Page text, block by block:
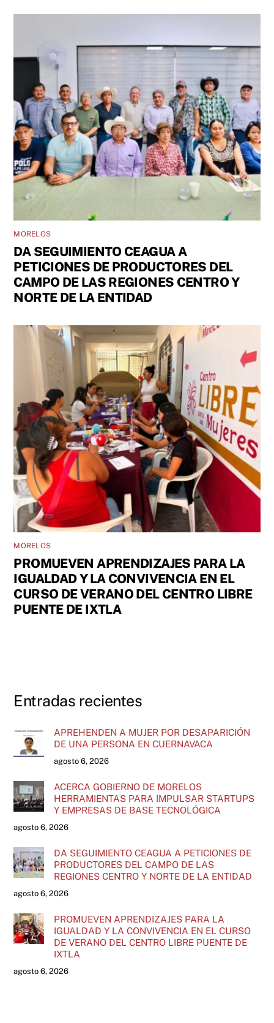
MORELOS
DA SEGUIMIENTO CEAGUA A
PETICIONES DE PRODUCTORES DEL
CAMPO DE LAS REGIONES CENTRO Y
NORTE DE LA ENTIDAD
MORELOS
PROMUEVEN APRENDIZAJES PARA LA
IGUALDAD Y LA CONVIVENCIA EN EL
CURSO DE VERANO DEL CENTRO LIBRE
PUENTE DE IXTLA
Entradas recientes
APREHENDEN A MUJER POR DESAPARICIÓN
DE UNA PERSONA EN CUERNAVACA
agosto 6, 2026
ACERCA GOBIERNO DE MORELOS
HERRAMIENTAS PARA IMPULSAR STARTUPS
Y EMPRESAS DE BASE TECNOLÓGICA
agosto 6, 2026
DA SEGUIMIENTO CEAGUA A PETICIONES DE
PRODUCTORES DEL CAMPO DE LAS
REGIONES CENTRO Y NORTE DE LA ENTIDAD
agosto 6, 2026
PROMUEVEN APRENDIZAJES PARA LA
IGUALDAD Y LA CONVIVENCIA EN EL CURSO
DE VERANO DEL CENTRO LIBRE PUENTE DE
IXTLA
agosto 6, 2026